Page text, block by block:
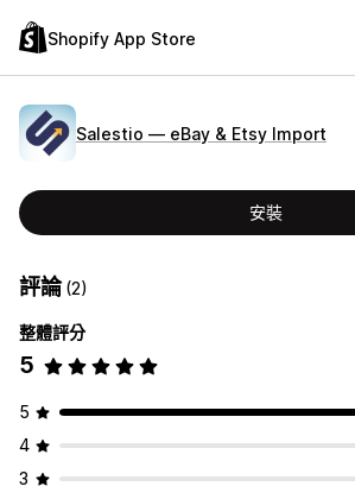
Shopify App Store
Salestio — eBay & Etsy Import
安裝
評論(2)
整體評分
5
5
4
3